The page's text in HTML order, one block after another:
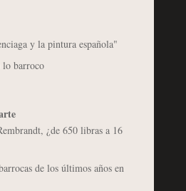
y la pintura española"
barroco
¿de 650 libras a 16
de los últimos años en